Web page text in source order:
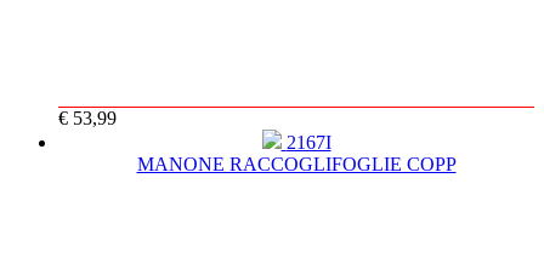
€ 53,99
2167I
MANONE RACCOGLIFOGLIE COPP